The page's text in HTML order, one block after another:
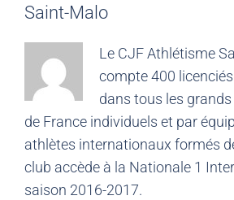
Saint-Malo
Le CJF Athlétisme
compte 400
dans tous les
de France individuels et par
athlètes internationaux formés
club accède à la Nationale 1
saison 2016-2017.